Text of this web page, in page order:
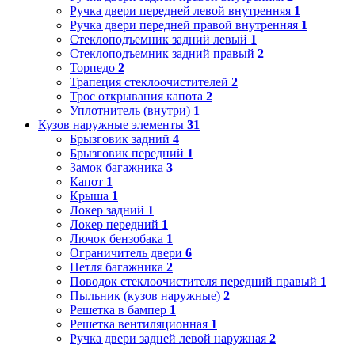
Ручка двери передней левой внутренняя 1
Ручка двери передней правой внутренняя 1
Стеклоподъемник задний левый 1
Стеклоподъемник задний правый 2
Торпедо 2
Трапеция стеклоочистителей 2
Трос открывания капота 2
Уплотнитель (внутри) 1
Кузов наружные элементы 31
Брызговик задний 4
Брызговик передний 1
Замок багажника 3
Капот 1
Крыша 1
Локер задний 1
Локер передний 1
Лючок бензобака 1
Ограничитель двери 6
Петля багажника 2
Поводок стеклоочистителя передний правый 1
Пыльник (кузов наружные) 2
Решетка в бампер 1
Решетка вентиляционная 1
Ручка двери задней левой наружная 2